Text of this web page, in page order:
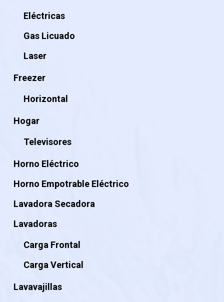
Eléctricas
Gas Licuado
Laser
Freezer
Horizontal
Hogar
Televisores
Horno Eléctrico
Horno Empotrable Eléctrico
Lavadora Secadora
Lavadoras
Carga Frontal
Carga Vertical
Lavavajillas